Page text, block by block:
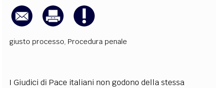
giusto processo, Procedura penale
I Giudici di Pace italiani non godono della stessa